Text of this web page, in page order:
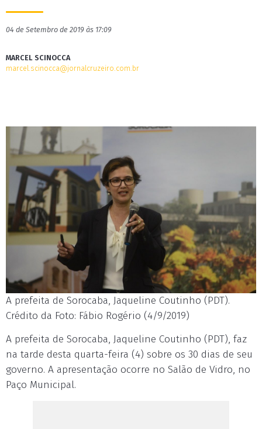
04 de Setembro de 2019 às 17:09
MARCEL SCINOCCA
marcel.scinocca@jornalcruzeiro.com.br
A prefeita de Sorocaba, Jaqueline Coutinho (PDT).
Crédito da Foto: Fábio Rogério (4/9/2019)
A prefeita de Sorocaba, Jaqueline Coutinho (PDT), faz
na tarde desta quarta-feira (4) sobre os 30 dias de seu
governo. A apresentação ocorre no Salão de Vidro, no
Paço Municipal.